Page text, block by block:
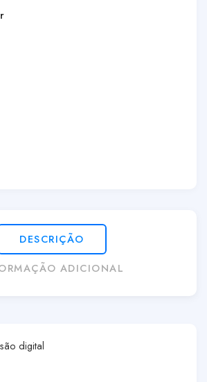
DESCRIÇÃO
ADICIONAL
digital